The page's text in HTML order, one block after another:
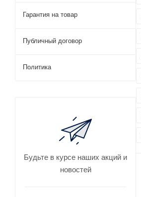
Гарантия на товар
Публичный договор
Политика
Будьте в курсе наших акций и
новостей